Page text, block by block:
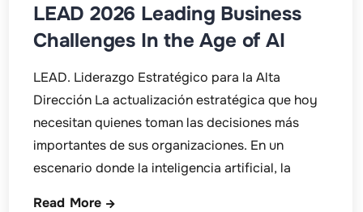
LEAD 2026 Leading Business
Challenges In the Age of AI
LEAD. Liderazgo Estratégico para la Alta
Dirección La actualización estratégica que hoy
necesitan quienes toman las decisiones más
importantes de sus organizaciones. En un
escenario donde la inteligencia artificial, la
Read More